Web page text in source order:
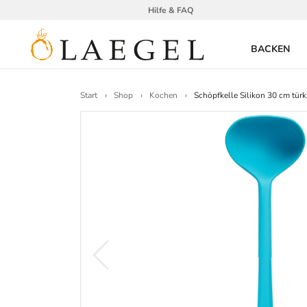
Hilfe & FAQ
BACKEN
Start Shop Kochen Schöpfkelle Silikon 30 cm